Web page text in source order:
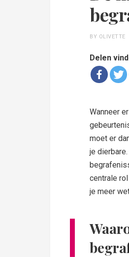
BY OLIVETTE
Delen
Wanneer
moet er
je
centrale
je meer